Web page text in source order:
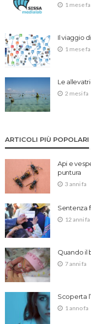
1 mese fa
Il viaggio
1 mese fa
Le
2 mesi fa
ARTICOLI PIÙ POPOLARI
Api e
puntura
3 anni fa
Sentenza
12 anni fa
Quando il
7 anni fa
Scoperta
1 anno fa